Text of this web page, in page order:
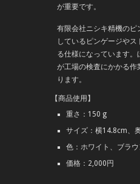
が重要です。
有限会社ニシキ精機のピ
しているピンゲージや
る仕様になっています。
が工場の検査にかかる作
ります。
【商品使用】
重さ：150 g
サイズ：横14.8cm、
色：ホワイト、ブラウ
価格：2,000円